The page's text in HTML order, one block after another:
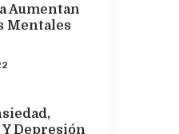
Aumentan
Mentales
Depresión